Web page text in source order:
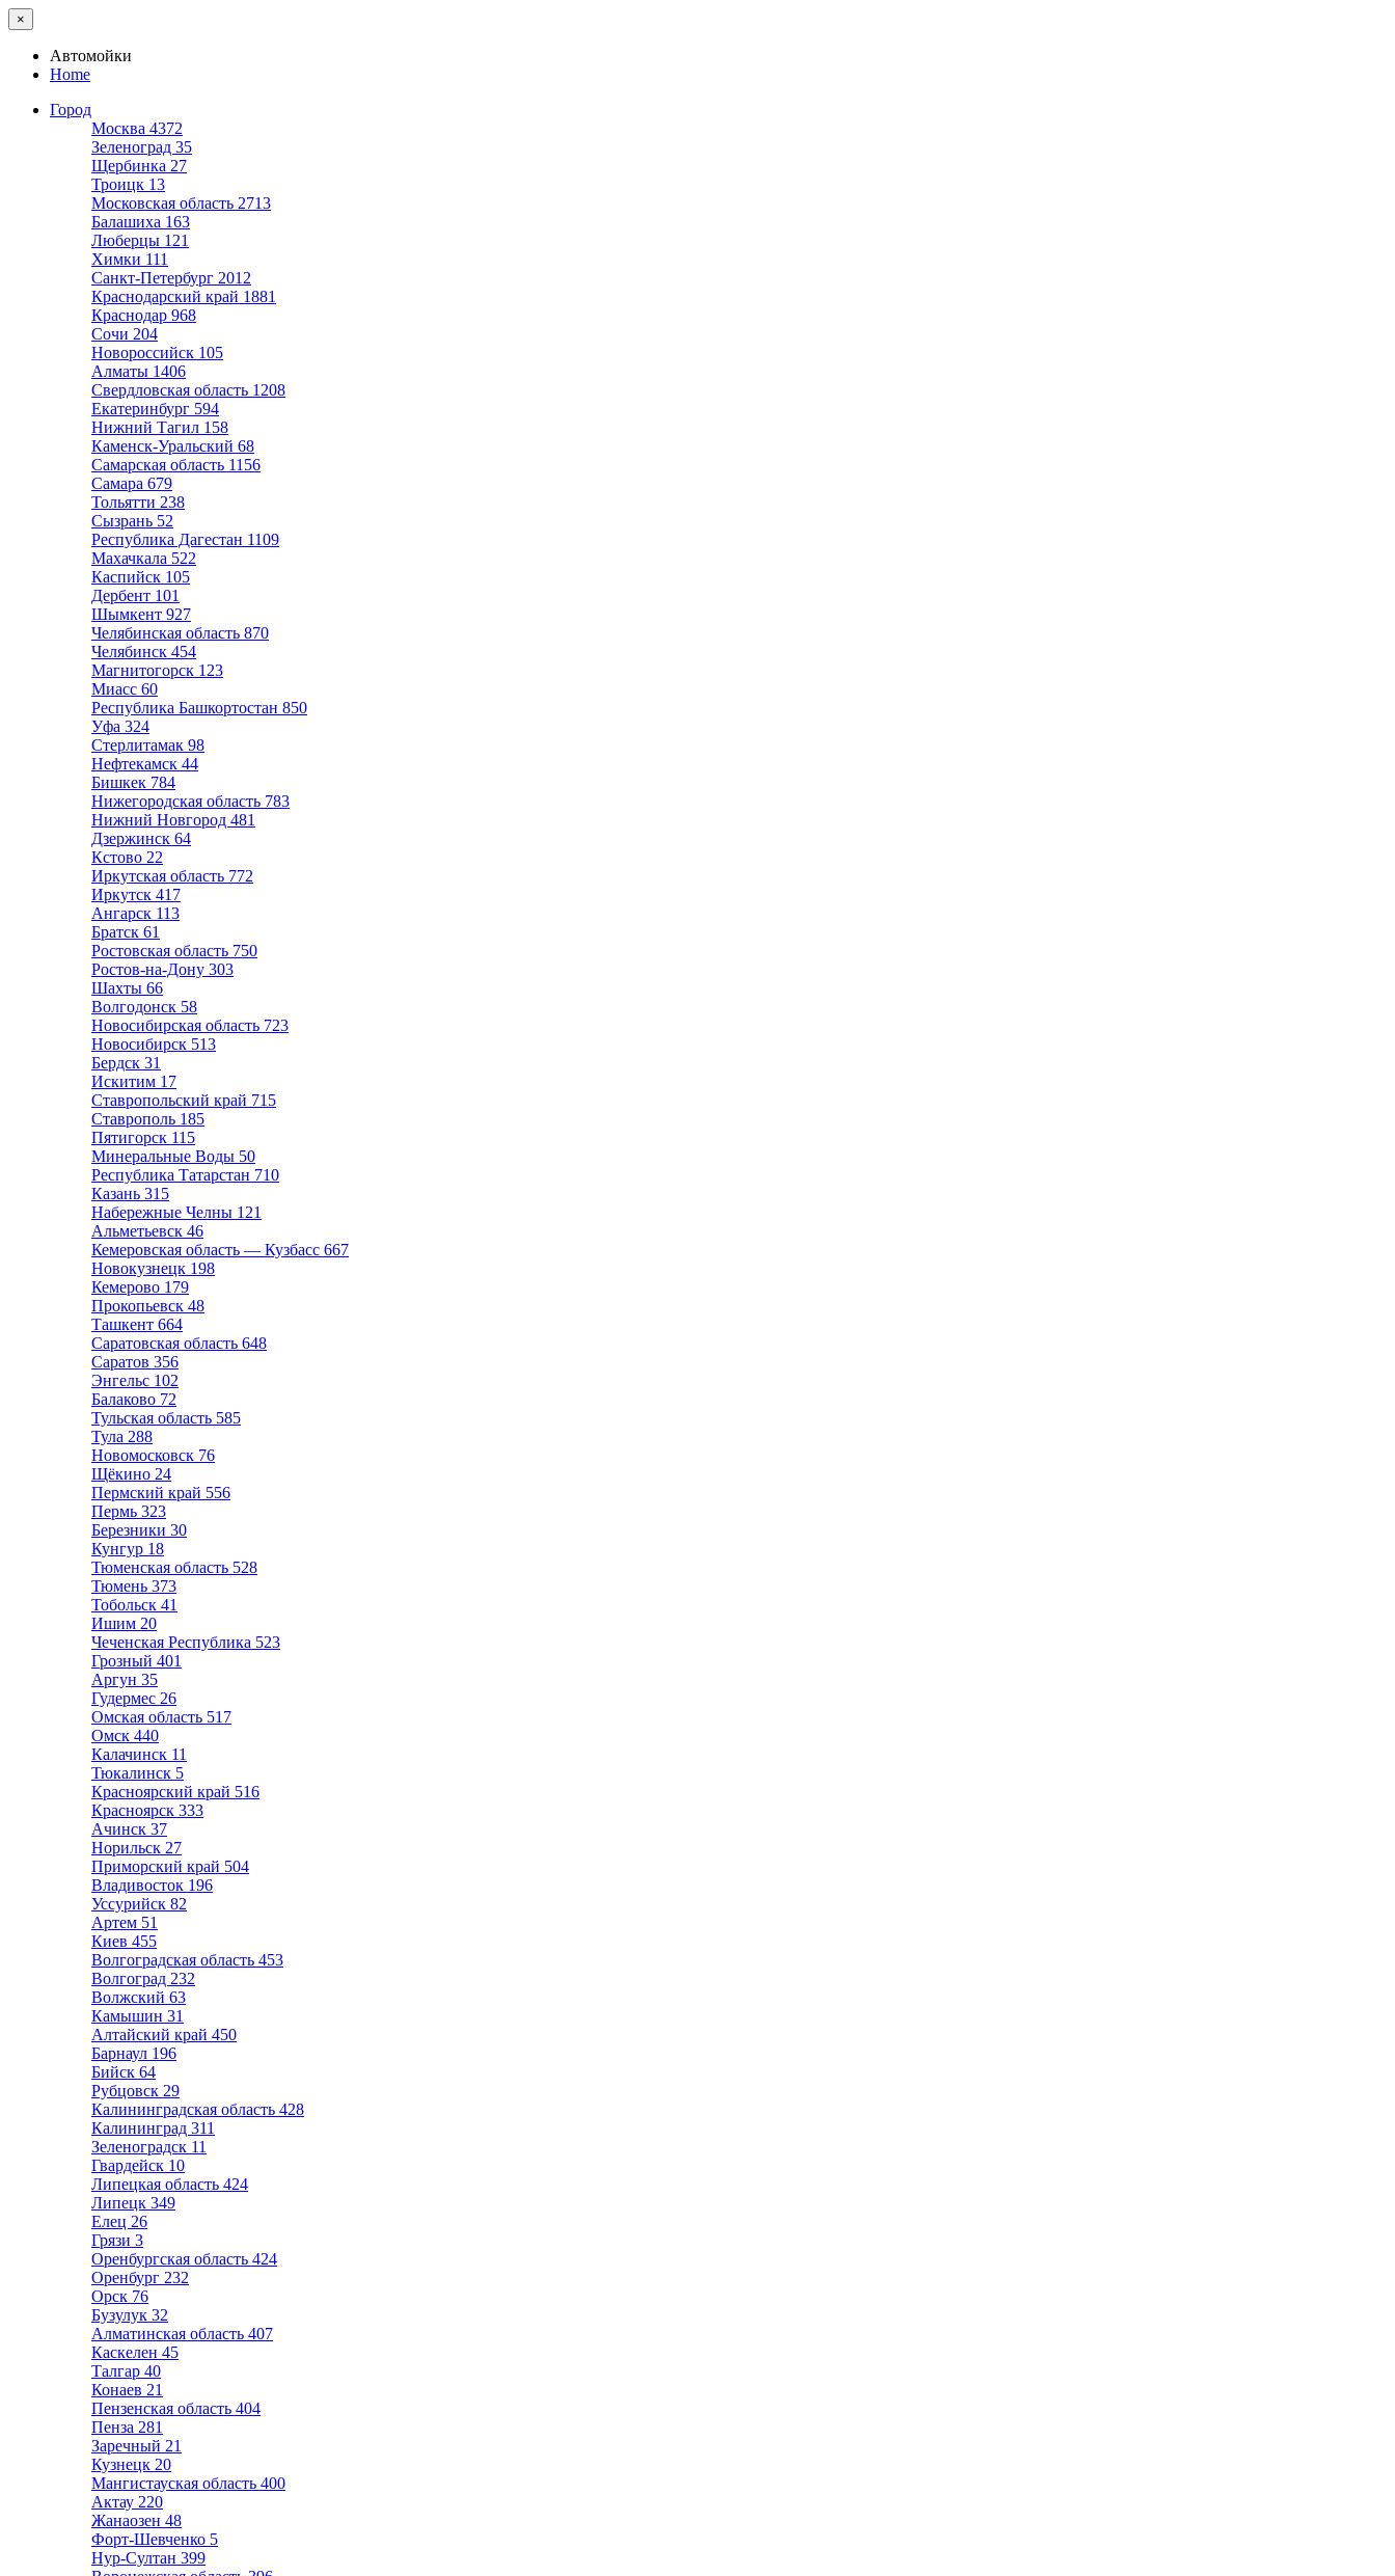
×
Автомойки
Home
Город
Москва 4372
Зеленоград 35
Щербинка 27
Троицк 13
Московская область 2713
Балашиха 163
Люберцы 121
Химки 111
Санкт-Петербург 2012
Краснодарский край 1881
Краснодар 968
Сочи 204
Новороссийск 105
Алматы 1406
Свердловская область 1208
Екатеринбург 594
Нижний Тагил 158
Каменск-Уральский 68
Самарская область 1156
Самара 679
Тольятти 238
Сызрань 52
Республика Дагестан 1109
Махачкала 522
Каспийск 105
Дербент 101
Шымкент 927
Челябинская область 870
Челябинск 454
Магнитогорск 123
Миасс 60
Республика Башкортостан 850
Уфа 324
Стерлитамак 98
Нефтекамск 44
Бишкек 784
Нижегородская область 783
Нижний Новгород 481
Дзержинск 64
Кстово 22
Иркутская область 772
Иркутск 417
Ангарск 113
Братск 61
Ростовская область 750
Ростов-на-Дону 303
Шахты 66
Волгодонск 58
Новосибирская область 723
Новосибирск 513
Бердск 31
Искитим 17
Ставропольский край 715
Ставрополь 185
Пятигорск 115
Минеральные Воды 50
Республика Татарстан 710
Казань 315
Набережные Челны 121
Альметьевск 46
Кемеровская область — Кузбасс 667
Новокузнецк 198
Кемерово 179
Прокопьевск 48
Ташкент 664
Саратовская область 648
Саратов 356
Энгельс 102
Балаково 72
Тульская область 585
Тула 288
Новомосковск 76
Щёкино 24
Пермский край 556
Пермь 323
Березники 30
Кунгур 18
Тюменская область 528
Тюмень 373
Тобольск 41
Ишим 20
Чеченская Республика 523
Грозный 401
Аргун 35
Гудермес 26
Омская область 517
Омск 440
Калачинск 11
Тюкалинск 5
Красноярский край 516
Красноярск 333
Ачинск 37
Норильск 27
Приморский край 504
Владивосток 196
Уссурийск 82
Артем 51
Киев 455
Волгоградская область 453
Волгоград 232
Волжский 63
Камышин 31
Алтайский край 450
Барнаул 196
Бийск 64
Рубцовск 29
Калининградская область 428
Калининград 311
Зеленоградск 11
Гвардейск 10
Липецкая область 424
Липецк 349
Елец 26
Грязи 3
Оренбургская область 424
Оренбург 232
Орск 76
Бузулук 32
Алматинская область 407
Каскелен 45
Талгар 40
Конаев 21
Пензенская область 404
Пенза 281
Заречный 21
Кузнецк 20
Мангистауская область 400
Актау 220
Жанаозен 48
Форт-Шевченко 5
Нур-Султан 399